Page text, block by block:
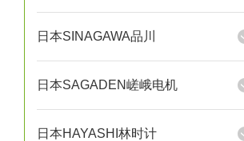
日本SINAGAWA品川
日本SAGADEN嵯峨电机
日本HAYASHI林时计